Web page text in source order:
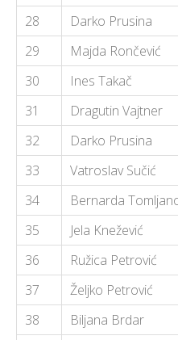
28
Darko Prusina
29
Majda Rončević
30
Ines Takač
31
Dragutin Vajtner
32
Darko Prusina
33
Vatroslav Sučić
34
Bernarda
35
Jela Knežević
36
Ružica Petrović
37
Željko Petrović
38
Biljana Brdar